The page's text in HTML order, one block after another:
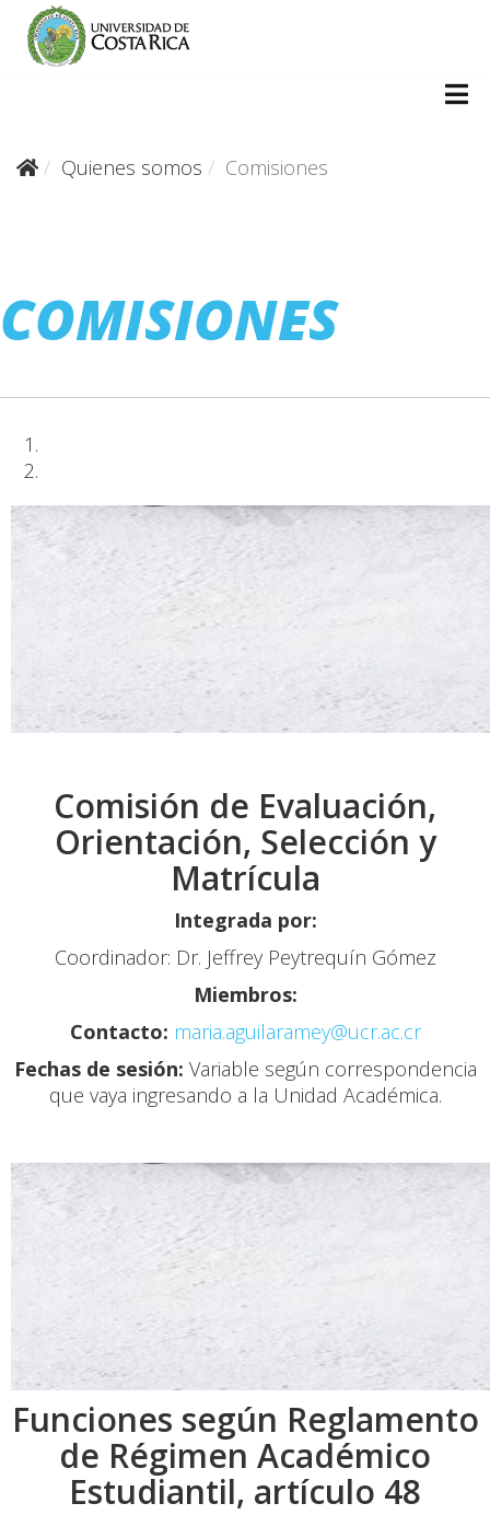
Quienes somos Comisiones
COMISIONES
Comisión de Evaluación,
Orientación, Selección y
Matrícula
Integrada por:
Coordinador: Dr. Jeffrey Peytrequín Gómez
Miembros:
Contacto: maria.aguilaramey@ucr.ac.cr
Fechas de sesión: Variable según correspondencia
que vaya ingresando a la Unidad Académica.
Funciones según Reglamento
de Régimen Académico
Estudiantil, artículo 48